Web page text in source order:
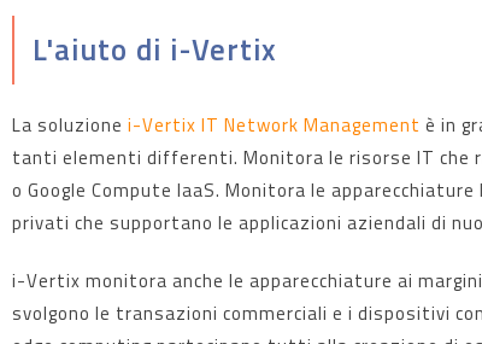
L'aiuto di i-Vertix
La soluzione i-Vertix IT Network Management è in
tanti elementi differenti. Monitora le risorse IT che
o Google Compute IaaS. Monitora le
privati che supportano le applicazioni aziendali di
i-Vertix monitora anche le apparecchiature ai
svolgono le transazioni commerciali e i dispositivi